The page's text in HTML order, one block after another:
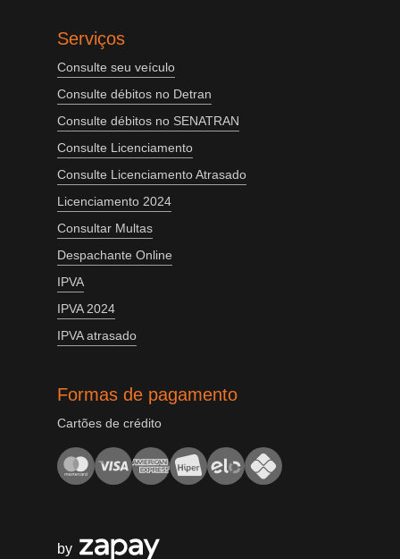
Serviços
Consulte seu veículo
Consulte débitos no Detran
Consulte débitos no SENATRAN
Consulte Licenciamento
Consulte Licenciamento Atrasado
Licenciamento 2024
Consultar Multas
Despachante Online
IPVA
IPVA 2024
IPVA atrasado
Formas de pagamento
Cartões de crédito
by